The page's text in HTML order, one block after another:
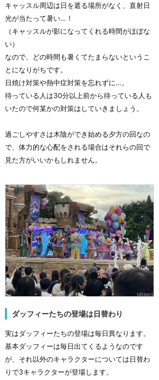
キャッスル周辺は日を遮る場所がなく、直射日
光が当たって暑い…！
（キャッスルが影になってくれる時間がほぼな
い）
なので、どの時間も暑くてたまらないというこ
とになりがちです。
日焼け対策や熱中症対策を忘れずに…。
待っている人は30分以上前から待っている人も
いたので何某かの対策はしていきましょう。
過ごしやすさは木陰ができ始める夕方の回なの
で、体力的な心配をされる場合はそれらの回で
見た方がいいかもしれません。
ダッフィーたちの登場は日替わり
実はダッフィーたちの登場は毎日異なります。
基本ダッフィーは毎日出てくるようなのです
が、それ以外のキャラクターについては日替わ
りで3キャラクターが登場します。